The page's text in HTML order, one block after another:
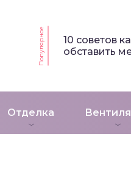
Популярное
10 советов
обставить
Отделка